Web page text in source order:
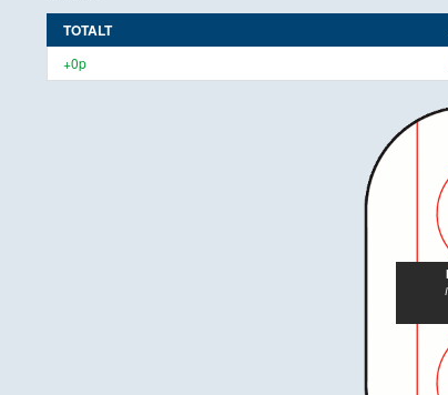
TOTALT
+0p